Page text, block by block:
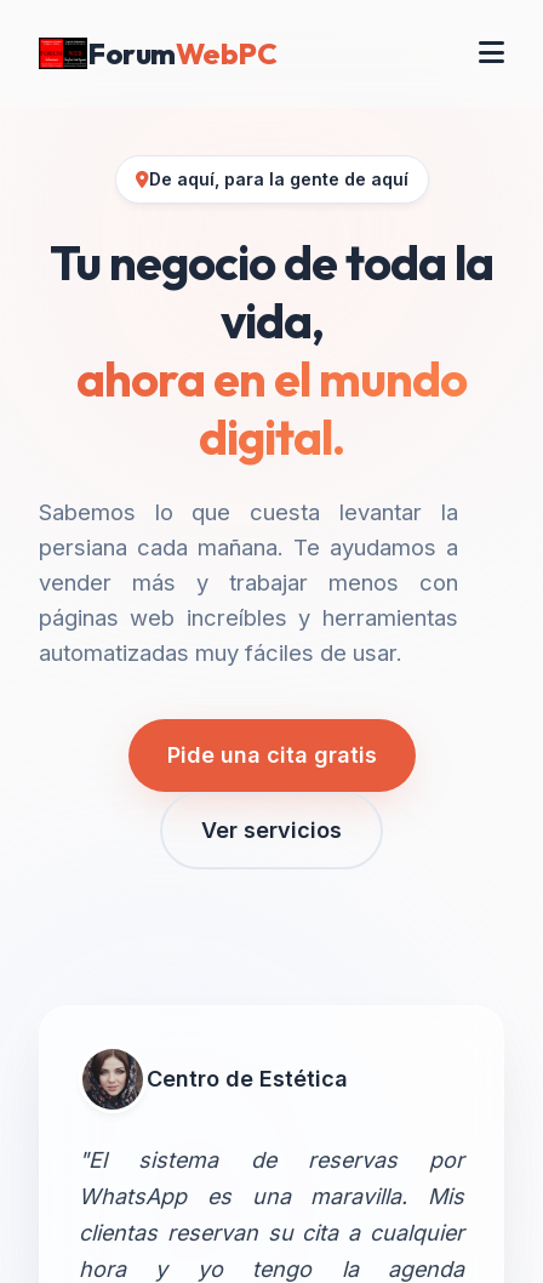
ForumWebPC
De aquí, para la gente de aquí
Tu negocio de toda la
vida,
ahora en el mundo
digital.
Sabemos lo que cuesta levantar la
persiana cada mañana. Te ayudamos a
vender más y trabajar menos con
páginas web increíbles y herramientas
automatizadas muy fáciles de usar.
Pide una cita gratis
Ver servicios
Centro de Estética
"El sistema de reservas por
WhatsApp es una maravilla. Mis
clientas reservan su cita a cualquier
hora y yo tengo la agenda